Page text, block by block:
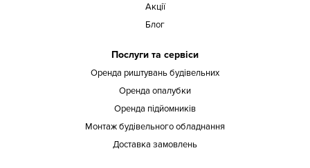
Акції
Блог
Послуги та сервіси
Оренда риштувань будівельних
Оренда опалубки
Оренда підйомників
Монтаж будівельного обладнання
Доставка замовлень